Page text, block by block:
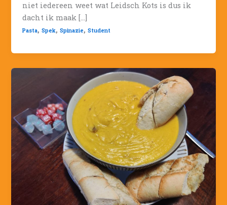
niet iedereen weet wat Leidsch Kots is dus ik
dacht ik maak […]
Pasta,Spek,Spinazie,Student